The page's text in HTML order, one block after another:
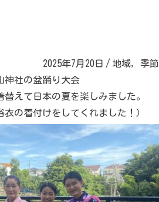
2025年7月20日 / 地域,季節
神社の盆踊り大会
えて日本の夏を楽しみました。
衣の着付けをしてくれました！）